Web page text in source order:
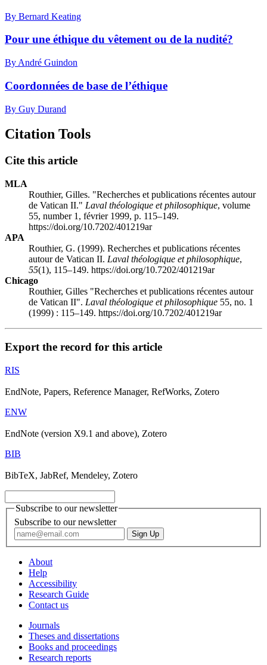
By Bernard Keating
Pour une éthique du vêtement ou de la nudité?
By André Guindon
Coordonnées de base de l’éthique
By Guy Durand
Citation Tools
Cite this article
MLA
Routhier, Gilles. "Recherches et publications récentes autour
de Vatican II." Laval théologique et philosophique, volume
55, number 1, février 1999, p. 115–149.
https://doi.org/10.7202/401219ar
APA
Routhier, G. (1999). Recherches et publications récentes
autour de Vatican II. Laval théologique et philosophique,
55(1), 115–149. https://doi.org/10.7202/401219ar
Chicago
Routhier, Gilles "Recherches et publications récentes autour
de Vatican II". Laval théologique et philosophique 55, no. 1
(1999) : 115–149. https://doi.org/10.7202/401219ar
Export the record for this article
RIS
EndNote, Papers, Reference Manager, RefWorks, Zotero
ENW
EndNote (version X9.1 and above), Zotero
BIB
BibTeX, JabRef, Mendeley, Zotero
Subscribe to our newsletter
Subscribe to our newsletter
About
Help
Accessibility
Research Guide
Contact us
Journals
Theses and dissertations
Books and proceedings
Research reports